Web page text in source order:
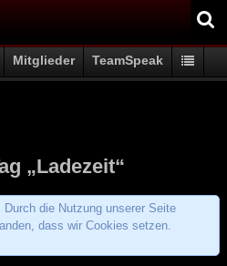
Mitglieder TeamSpeak
„Ladezeit“
die Nutzung unserer Seite
dass wir Cookies setzen.